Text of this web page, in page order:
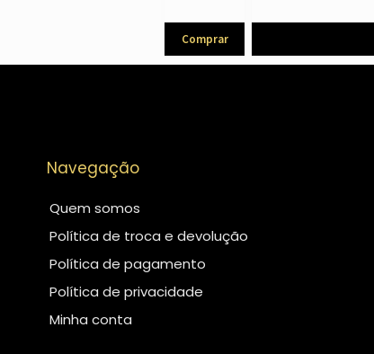
Comprar
Navegação
Quem somos
Política de troca e devolução
Política de pagamento
Política de privacidade
Minha conta